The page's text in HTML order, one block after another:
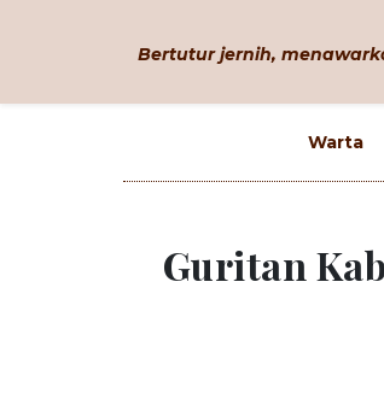
Bertutur jernih,
Warta
Guritan